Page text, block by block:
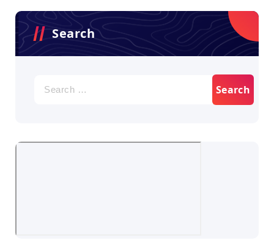
Search
for: